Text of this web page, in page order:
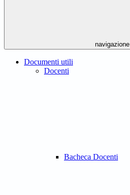
navigazione
Documenti utili
Docenti
Bacheca Docenti